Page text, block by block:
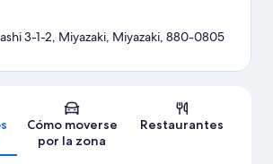
Mapa
3-1-2, Miyazaki, Miyazaki, 880-0805
Cómo moverse
por la zona
Restaurantes